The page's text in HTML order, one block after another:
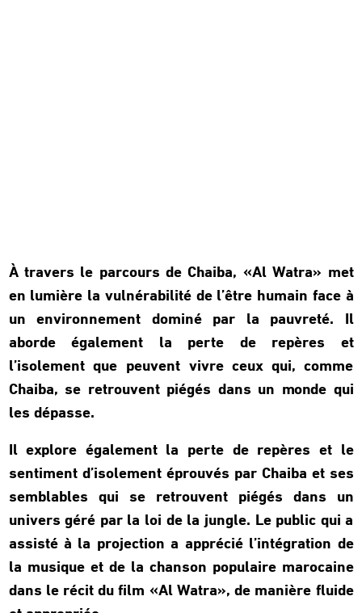
À travers le parcours de Chaiba, «Al Watra» met
en lumière la vulnérabilité de l’être humain face à
un environnement dominé par la pauvreté. Il
aborde également la perte de repères et
l’isolement que peuvent vivre ceux qui, comme
Chaiba, se retrouvent piégés dans un monde qui
les dépasse.
Il explore également la perte de repères et le
sentiment d’isolement éprouvés par Chaiba et ses
semblables qui se retrouvent piégés dans un
univers géré par la loi de la jungle. Le public qui a
assisté à la projection a apprécié l’intégration de
la musique et de la chanson populaire marocaine
dans le récit du film «Al Watra», de manière fluide